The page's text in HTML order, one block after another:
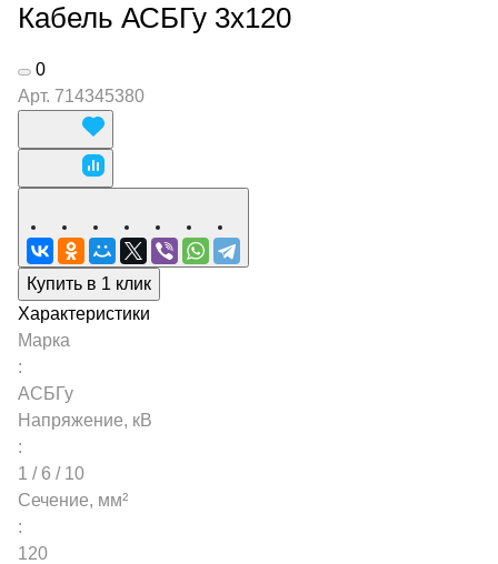
Кабель АСБГу 3х120
0
Арт. 714345380
Купить в 1 клик
Характеристики
Марка
:
АСБГу
Напряжение, кВ
:
1 / 6 / 10
Сечение, мм²
:
120